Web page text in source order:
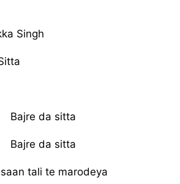
Singh
Bajre da sitta
Bajre da sitta
tali te marodeya